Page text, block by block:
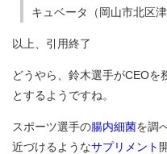
キュベータ（岡山市北区
以上、引用終了
どうやら、鈴木選手がCEOを
とするようですね。
スポーツ選手の腸内細菌を調
近づけるようなサプリメント